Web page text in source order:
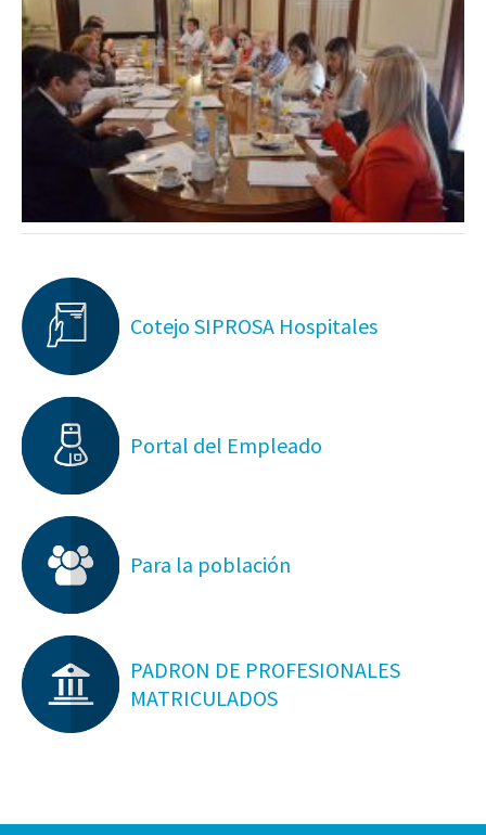
Cotejo SIPROSA Hospitales
Portal del Empleado
Para la población
PADRON DE PROFESIONALES
MATRICULADOS